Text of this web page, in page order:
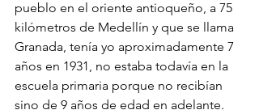
pueblo en el oriente antioqueño, a 75
kilómetros de Medellín y que se llama
Granada, tenía yo aproximadamente 7
años en 1931, no estaba todavía en la
escuela primaria porque no recibían
sino de 9 años de edad en adelante.